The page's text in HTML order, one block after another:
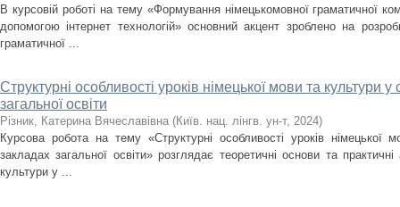
В курсовій роботі на тему «Формування німецькомовної граматичної
допомогою інтернет технологій» основний акцент зроблено на
граматичної ...
Структурні особливості уроків німецької мови та культури
загальної освіти
Різник, Катерина Вячеславівна (Київ. нац. лінгв. ун-т, 2024)
Курсова робота на тему «Структурні особливості уроків
закладах загальної освіти» розглядає теоретичні основи та
культури у ...